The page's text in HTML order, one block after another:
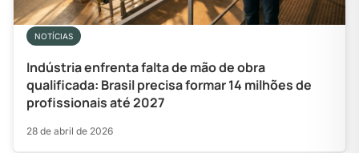
NOTÍCIAS
Indústria enfrenta falta de mão de obra
qualificada: Brasil precisa formar 14 milhões de
profissionais até 2027
28 de abril de 2026